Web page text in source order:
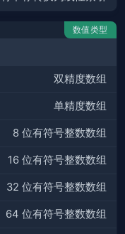
数值类型
双精度数组
单精度数组
8 位有符号整数数组
16 位有符号整数数组
32 位有符号整数数组
64 位有符号整数数组